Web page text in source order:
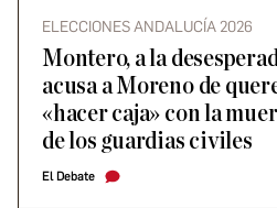
ELECCIONES ANDALUCÍA 2026
Montero, a la
acusa a Moreno de
«hacer caja» con la
de los guardias civiles
El Debate